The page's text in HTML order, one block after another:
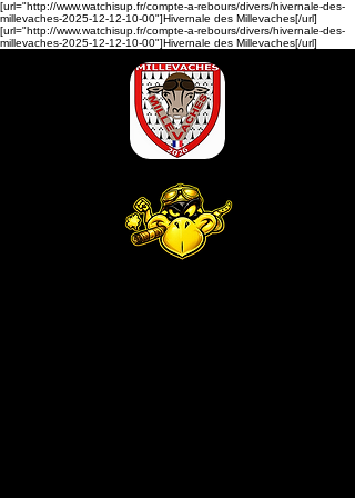
[url="http://www.watchisup.fr/compte-a-rebours/divers/hivernale-des-
millevaches-2025-12-12-10-00"]Hivernale des Millevaches[/url]
[url="http://www.watchisup.fr/compte-a-rebours/divers/hivernale-des-
millevaches-2025-12-12-10-00"]Hivernale des Millevaches[/url]